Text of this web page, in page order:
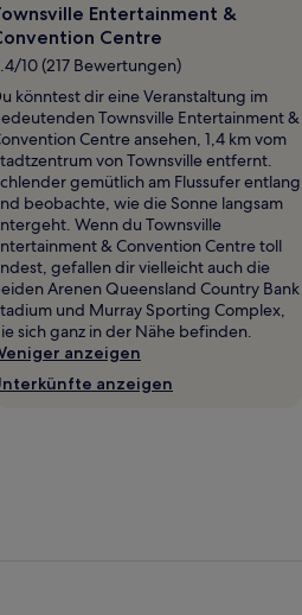
Entertainment &
Centre
10 (217 Bewertungen)
könntest dir eine Veranstaltung im
Townsville Entertainment &
Centre ansehen, 1,4 km vom
von Townsville entfernt.
gemütlich am Flussufer entlang
beobachte, wie die Sonne langsam
Wenn du Townsville
& Convention Centre toll
gefallen dir vielleicht auch die
Arenen Queensland Country Bank
und Murray Sporting Complex,
sich ganz in der Nähe befinden.
anzeigen
anzeigen